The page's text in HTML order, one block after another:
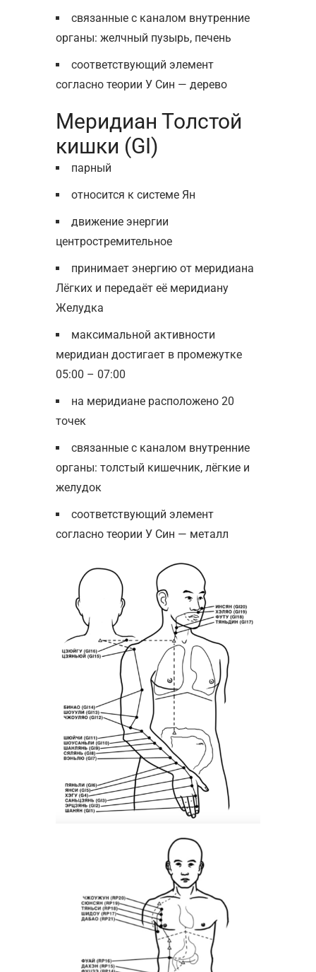
связанные с каналом внутренние
органы: желчный пузырь, печень
соответствующий элемент
согласно теории У Син — дерево
Меридиан Толстой
кишки (GI)
парный
относится к системе Ян
движение энергии
центростремительное
принимает энергию от меридиана
Лёгких и передаёт её меридиану
Желудка
максимальной активности
меридиан достигает в промежутке
05:00 – 07:00
на меридиане расположено 20
точек
связанные с каналом внутренние
органы: толстый кишечник, лёгкие и
желудок
соответствующий элемент
согласно теории У Син — металл